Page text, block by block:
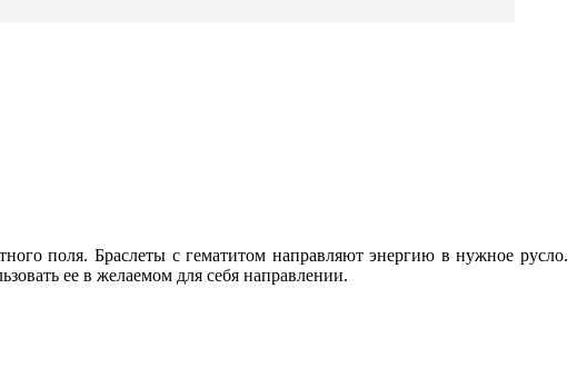
поля. Браслеты с гематитом направляют энергию в нужное русло.
ее в желаемом для себя направлении.